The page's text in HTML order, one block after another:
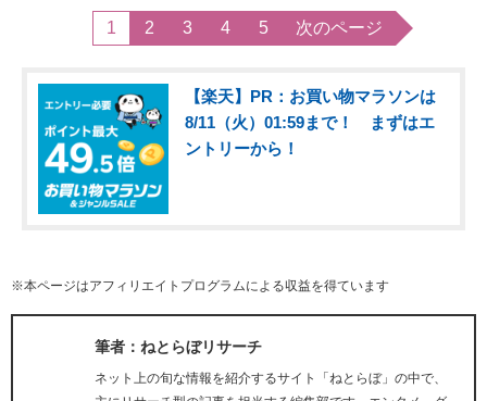
1 2 3 4 5 次のページ
【楽天】PR：お買い物マラソンは
8/11（火）01:59まで！ まずはエ
ントリーから！
※本ページはアフィリエイトプログラムによる収益を得ています
筆者：ねとらぼリサーチ
ネット上の旬な情報を紹介するサイト「ねとらぼ」の中で、